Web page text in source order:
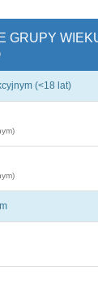
GRUPY
(<18 lat)